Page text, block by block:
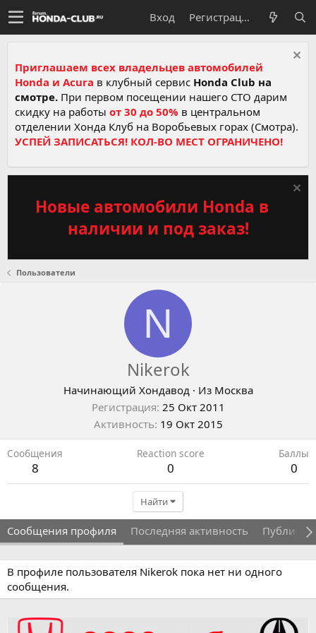
Вход Регистрация
Приглашаем всех владельцев автомобилей
Honda и Acura в клубный сервис Honda Club на
смотре. При первом посещении нашего СТО дарим
скидку на работы от 30 до 50% в центральном
отделении Хонда Клуб на Воробьевых горах (Смотра).
УСПЕЙ ЗАПИСАТЬСЯ! КОЛ-ВО МЕСТ ОГРАНИЧЕНО!
Новые автомобили Honda в
наличии и под заказ!
Пользователи
N
Nikerok
Начинающий Хондавод · Из Москва
Регистрация 25 Окт 2011
Активность 19 Окт 2015
Сообщения
8
Reaction score
0
Баллы
0
Найти
Сообщения профиля Последняя активность
В профиле пользователя Nikerok пока нет ни одного
сообщения.